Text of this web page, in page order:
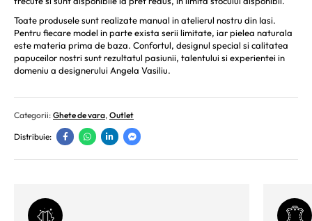
Toate produsele sunt realizate manual in atelierul nostru din Iasi.
Pentru fiecare model in parte exista serii limitate, iar pielea naturala
este materia prima de baza. Confortul, designul special si calitatea
papuceilor nostri sunt rezultatul pasiunii, talentului si experientei in
domeniu a designerului Angela Vasiliu.
Categorii: Ghete de vara, Outlet
Distribuie: